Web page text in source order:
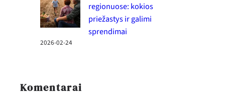
regionuose: kokios
priežastys ir galimi
sprendimai
2026-02-24
Komentarai